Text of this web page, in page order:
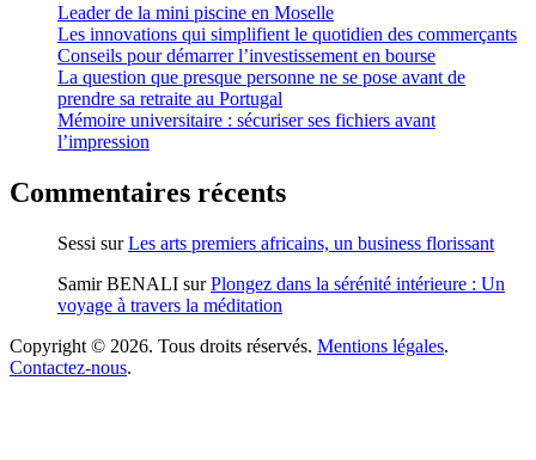
Leader de la mini piscine en Moselle
Les innovations qui simplifient le quotidien des commerçants
Conseils pour démarrer l’investissement en bourse
La question que presque personne ne se pose avant de
prendre sa retraite au Portugal
Mémoire universitaire : sécuriser ses fichiers avant
l’impression
Commentaires récents
Sessi surLes arts premiers africains, un business florissant
Samir BENALI surPlongez dans la sérénité intérieure : Un
voyage à travers la méditation
Copyright © 2026. Tous droits réservés. Mentions légales.
Contactez-nous.